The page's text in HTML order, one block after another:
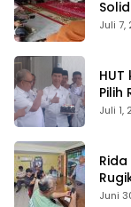
Juli 7,
Pilih
Juli 1,
Juni